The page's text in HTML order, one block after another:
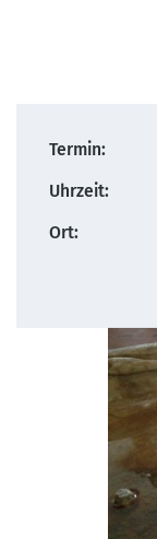
Termin:
Uhrzeit:
Ort: